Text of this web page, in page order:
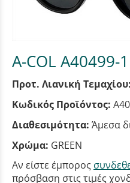
A-COL A40499-1
Προτ. Λιανική Τεμαχίου:
Κωδικός Προϊόντος:
Διαθεσιμότητα: Άμεσα
Χρώμα: GREEN
Αν είστε έμπορος
πρόσβαση στις τιμές